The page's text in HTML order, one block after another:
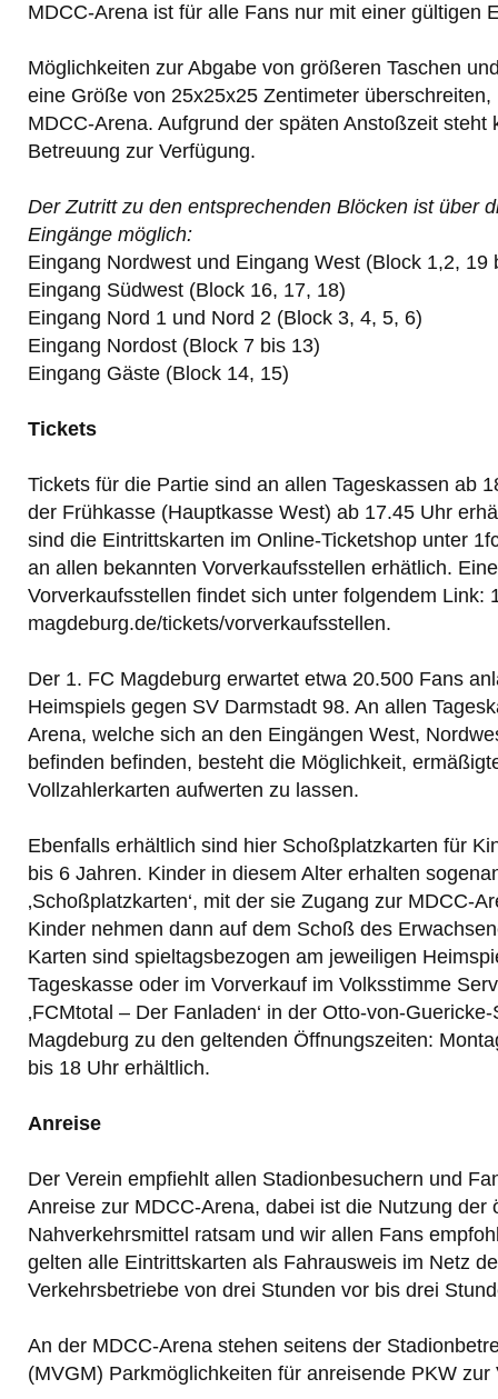
MDCC-Arena ist für alle Fans nur mit einer gültigen
Möglichkeiten zur Abgabe von größeren Taschen
eine Größe von 25x25x25 Zentimeter
MDCC-Arena. Aufgrund der späten Anstoßzeit steht
Betreuung zur Verfügung.
Der Zutritt zu den entsprechenden Blöcken ist über
Eingänge möglich:
Eingang Nordwest und Eingang West (Block 1,2, 19
Eingang Südwest (Block 16, 17, 18)
Eingang Nord 1 und Nord 2 (Block 3, 4, 5, 6)
Eingang Nordost (Block 7 bis 13)
Eingang Gäste (Block 14, 15)
Tickets
Tickets für die Partie sind an allen Tageskassen ab
der Frühkasse (Hauptkasse West) ab 17.45 Uhr
sind die Eintrittskarten im Online-Ticketshop unter
an allen bekannten Vorverkaufsstellen erhätlich.
Vorverkaufsstellen findet sich unter folgendem Link:
magdeburg.de/tickets/vorverkaufsstellen.
Der 1. FC Magdeburg erwartet etwa 20.500 Fans
Heimspiels gegen SV Darmstadt 98. An allen
Arena, welche sich an den Eingängen West,
befinden befinden, besteht die Möglichkeit,
Vollzahlerkarten aufwerten zu lassen.
Ebenfalls erhältlich sind hier Schoßplatzkarten für
bis 6 Jahren. Kinder in diesem Alter erhalten
‚Schoßplatzkarten‘, mit der sie Zugang zur MDCC-
Kinder nehmen dann auf dem Schoß des
Karten sind spieltagsbezogen am jeweiligen
Tageskasse oder im Vorverkauf im Volksstimme
‚FCMtotal – Der Fanladen‘ in der Otto-von-
Magdeburg zu den geltenden Öffnungszeiten:
bis 18 Uhr erhältlich.
Anreise
Der Verein empfiehlt allen Stadionbesuchern und
Anreise zur MDCC-Arena, dabei ist die Nutzung der
Nahverkehrsmittel ratsam und wir allen Fans
gelten alle Eintrittskarten als Fahrausweis im Netz
Verkehrsbetriebe von drei Stunden vor bis drei
An der MDCC-Arena stehen seitens der
(MVGM) Parkmöglichkeiten für anreisende PKW zur